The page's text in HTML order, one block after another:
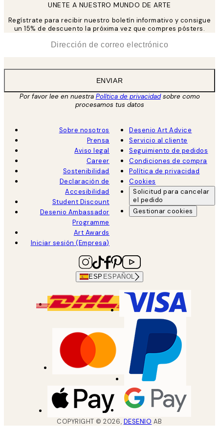
UNETE A NUESTRO MUNDO DE ARTE
Regístrate para recibir nuestro boletín informativo y consigue
un 15% de descuento la próxima vez que compres pósters.
ENVIAR
Por favor lee en nuestra Política de privacidadsobre como
procesamos tus datos
Sobre nosotros
Prensa
Aviso legal
Career
Sostenibilidad
Declaración de
Accesibilidad
Student Discount
Desenio Ambassador
Programme
Art Awards
Iniciar sesión (Empresa)
Desenio Art Advice
Servicio al cliente
Seguimiento de pedidos
Condiciones de compra
Política de privacidad
Cookies
Solicitud para cancelar
el pedido
Gestionar cookies
ESP ESPAÑOL
COPYRIGHT ©2026, DESENIO AB